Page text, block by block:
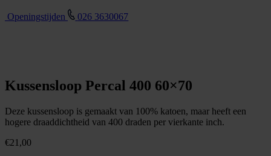
Openingstijden 026 3630067
Kussensloop Percal 400 60×70
Deze kussensloop is gemaakt van 100% katoen, maar heeft een
hogere draaddichtheid van 400 draden per vierkante inch.
€21,00